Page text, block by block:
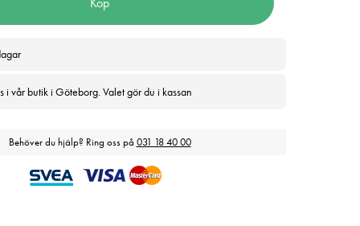
i vår butik i Göteborg. Valet gör du i kassan
Behöver du hjälp? Ring oss på 031 18 40 00